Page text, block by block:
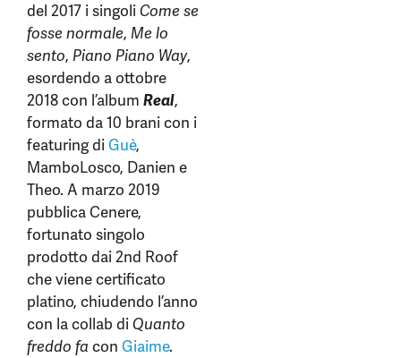
del 2017 i singoliCome se
fosse normale, Me lo
sento, Piano Piano Way,
esordendo a ottobre
2018 con l’album Real,
formato da 10 brani con i
featuring diGuè,
MamboLosco, Danien e
Theo. A marzo 2019
pubblica Cenere,
fortunato singolo
prodotto dai 2nd Roof
che viene certificato
platino, chiudendo l’anno
con la collab diQuanto
freddo fa con Giaime.